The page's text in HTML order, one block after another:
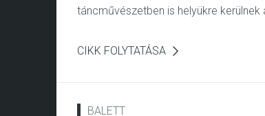
táncművészetben is helyükre kerülnek
CIKK FOLYTATÁSA
BALETT